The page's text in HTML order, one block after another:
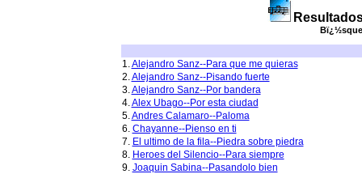
1.Alejandro Sanz--Para que me quieras
2.Alejandro Sanz--Pisando fuerte
3.Alejandro Sanz--Por bandera
4.Alex Ubago--Por esta ciudad
5.Andres Calamaro--Paloma
6. Chayanne--Pienso en ti
7. El ultimo de la fila--Piedra sobre piedra
8. Heroes del Silencio--Para siempre
9. Joaquin Sabina--Pasandolo bien